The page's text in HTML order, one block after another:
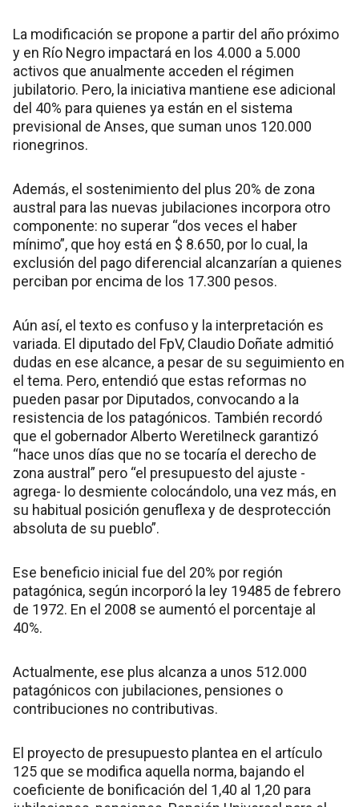
La modificación se propone a partir del año próximo
y en Río Negro impactará en los 4.000 a 5.000
activos que anualmente acceden el régimen
jubilatorio. Pero, la iniciativa mantiene ese adicional
del 40% para quienes ya están en el sistema
previsional de Anses, que suman unos 120.000
rionegrinos.
Además, el sostenimiento del plus 20% de zona
austral para las nuevas jubilaciones incorpora otro
componente: no superar “dos veces el haber
mínimo”, que hoy está en $ 8.650, por lo cual, la
exclusión del pago diferencial alcanzarían a quienes
perciban por encima de los 17.300 pesos.
Aún así, el texto es confuso y la interpretación es
variada. El diputado del FpV, Claudio Doñate admitió
dudas en ese alcance, a pesar de su seguimiento en
el tema. Pero, entendió que estas reformas no
pueden pasar por Diputados, convocando a la
resistencia de los patagónicos. También recordó
que el gobernador Alberto Weretilneck garantizó
“hace unos días que no se tocaría el derecho de
zona austral” pero “el presupuesto del ajuste -
agrega- lo desmiente colocándolo, una vez más, en
su habitual posición genuflexa y de desprotección
absoluta de su pueblo”.
Ese beneficio inicial fue del 20% por región
patagónica, según incorporó la ley 19485 de febrero
de 1972. En el 2008 se aumentó el porcentaje al
40%.
Actualmente, ese plus alcanza a unos 512.000
patagónicos con jubilaciones, pensiones o
contribuciones no contributivas.
El proyecto de presupuesto plantea en el artículo
125 que se modifica aquella norma, bajando el
coeficiente de bonificación del 1,40 al 1,20 para